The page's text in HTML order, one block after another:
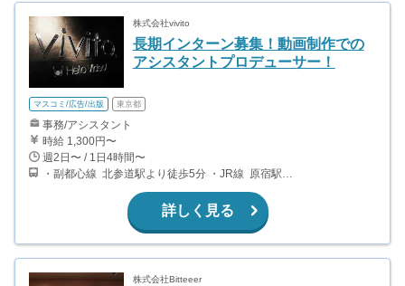
株式会社vivito
長期インターン募集！動画制作での
アシスタントプロデューサー！
マスコミ/広告/出版 東京都
事務/アシスタント
時給 1,300円〜
週2日〜 / 1日4時間〜
・副都心線 北参道駅より徒歩5分 ・JR線 原宿駅より徒歩7分
詳しく見る
株式会社Bitteeer